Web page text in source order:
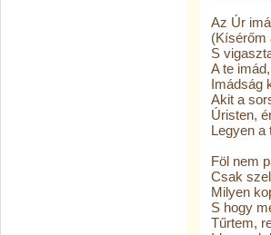
Az Úr
(Kísérőm
S
A te
Imádság
Akit a
Úristen,
Legyen a
Föl nem
Csak
Milyen
S hogy
Tűrtem,